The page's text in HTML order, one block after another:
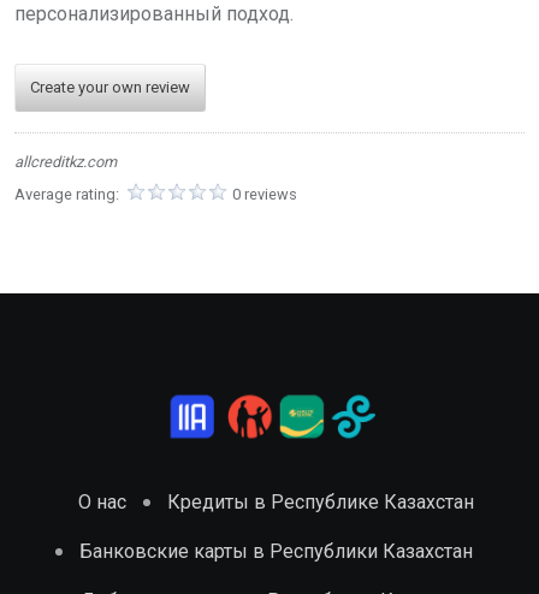
персонализированный подход.
Create your own review
allcreditkz.com
Average rating:
0 reviews
О нас Кредиты в Республике Казахстан
Банковские карты в Республики Казахстан